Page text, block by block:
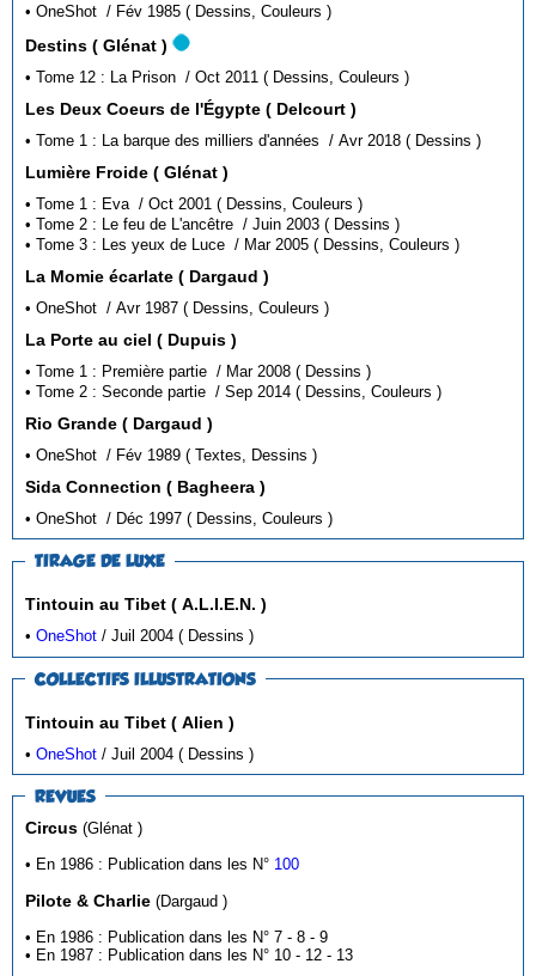
• OneShot / Fév 1985 ( Dessins, Couleurs )
Destins ( Glénat )
• Tome 12 : La Prison / Oct 2011 ( Dessins, Couleurs )
Les Deux Coeurs de l'Égypte ( Delcourt )
• Tome 1 : La barque des milliers d'années / Avr 2018 ( Dessins )
Lumière Froide ( Glénat )
• Tome 1 : Eva / Oct 2001 ( Dessins, Couleurs )
• Tome 2 : Le feu de L'ancêtre / Juin 2003 ( Dessins )
• Tome 3 : Les yeux de Luce / Mar 2005 ( Dessins, Couleurs )
La Momie écarlate ( Dargaud )
• OneShot / Avr 1987 ( Dessins, Couleurs )
La Porte au ciel ( Dupuis )
• Tome 1 : Première partie / Mar 2008 ( Dessins )
• Tome 2 : Seconde partie / Sep 2014 ( Dessins, Couleurs )
Rio Grande ( Dargaud )
• OneShot / Fév 1989 ( Textes, Dessins )
Sida Connection ( Bagheera )
• OneShot / Déc 1997 ( Dessins, Couleurs )
TIRAGE DE LUXE
Tintouin au Tibet ( A.L.I.E.N. )
•OneShot / Juil 2004 ( Dessins )
COLLECTIFS ILLUSTRATIONS
Tintouin au Tibet ( Alien )
•OneShot / Juil 2004 ( Dessins )
REVUES
Circus
(Glénat )
• En 1986 : Publication dans les N° 100
Pilote & Charlie
(Dargaud )
• En 1986 : Publication dans les N° 7 - 8 - 9
• En 1987 : Publication dans les N° 10 - 12 - 13